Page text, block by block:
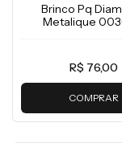
Brinco Pq
Metalique
R$ 76,00
COMPRAR